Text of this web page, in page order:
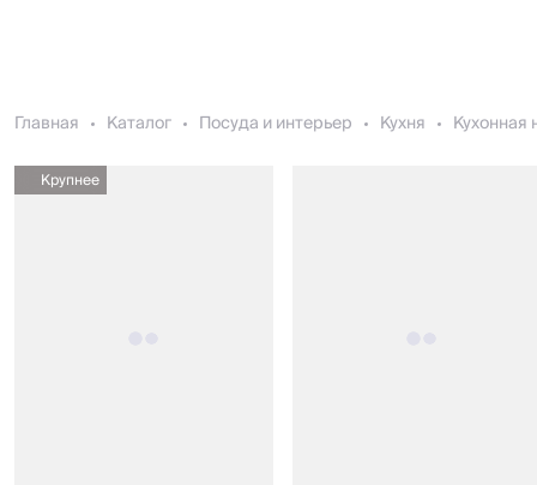
Главная Каталог Посуда и интерьер Кухня Кухонная
Крупнее